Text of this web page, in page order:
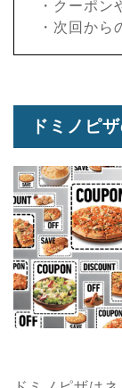
・クーポン
・次回から
ドミノピ